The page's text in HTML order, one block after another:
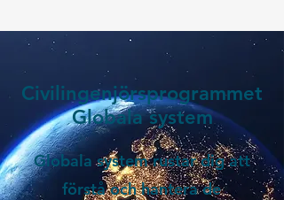
Civilingenjörsprogrammet
Globala system
Globala system rustar dig att
förstå och hantera de